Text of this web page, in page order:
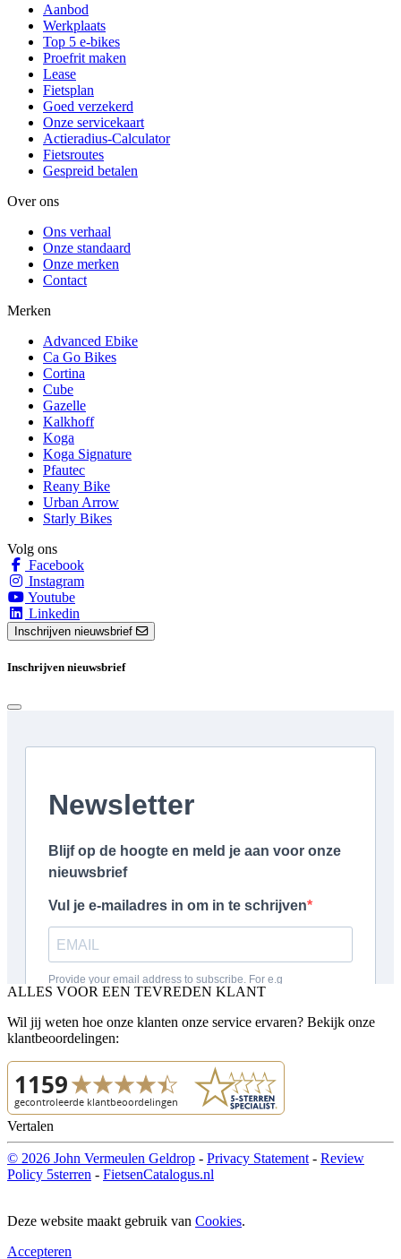
Aanbod
Werkplaats
Top 5 e-bikes
Proefrit maken
Lease
Fietsplan
Goed verzekerd
Onze servicekaart
Actieradius-Calculator
Fietsroutes
Gespreid betalen
Over ons
Ons verhaal
Onze standaard
Onze merken
Contact
Merken
Advanced Ebike
Ca Go Bikes
Cortina
Cube
Gazelle
Kalkhoff
Koga
Koga Signature
Pfautec
Reany Bike
Urban Arrow
Starly Bikes
Volg ons
Facebook
Instagram
Youtube
Linkedin
Inschrijven nieuwsbrief
Inschrijven nieuwsbrief
ALLES VOOR EEN TEVREDEN KLANT
Wil jij weten hoe onze klanten onze service ervaren? Bekijk onze
klantbeoordelingen:
Vertalen
© 2026 John Vermeulen Geldrop - Privacy Statement - Review
Policy 5sterren - FietsenCatalogus.nl
Deze website maakt gebruik van Cookies.
Accepteren